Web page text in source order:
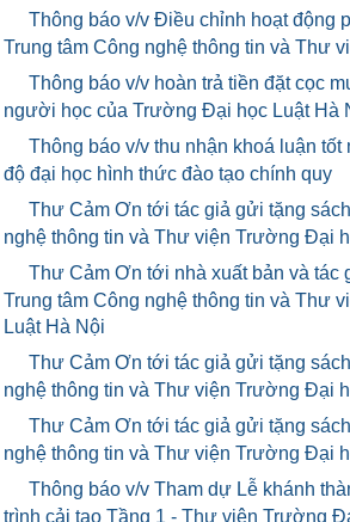
Thông báo v/v Điều chỉnh hoạt động
Trung tâm Công nghệ thông tin và Thư
Thông báo v/v hoàn trả tiền đặt cọc
người học của Trường Đại học Luật Hà
Thông báo v/v thu nhận khoá luận tốt
độ đại học hình thức đào tạo chính quy
Thư Cảm Ơn tới tác giả gửi tặng
nghệ thông tin và Thư viện Trường Đại
Thư Cảm Ơn tới nhà xuất bản và tác
Trung tâm Công nghệ thông tin và Thư
Luật Hà Nội
Thư Cảm Ơn tới tác giả gửi tặng
nghệ thông tin và Thư viện Trường Đại
Thư Cảm Ơn tới tác giả gửi tặng
nghệ thông tin và Thư viện Trường Đại
Thông báo v/v Tham dự Lễ khánh
trình cải tạo Tầng 1 - Thư viện Trường